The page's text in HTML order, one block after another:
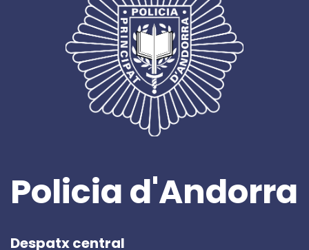
Policia d'Andorra
Despatx central